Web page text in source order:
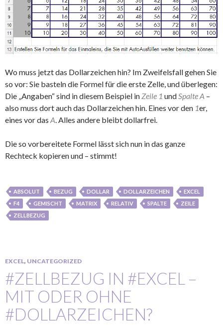
Wo muss jetzt das Dollarzeichen hin? Im Zweifelsfall gehen Sie
so vor: Sie basteln die Formel für die erste Zelle, und überlegen:
Die „Angaben“ sind in diesem Beispiel in Zeile 1 undSpalte A –
also muss dort auch das Dollarzeichen hin. Eines vor den 1er,
eines vor das A. Alles andere bleibt dollarfrei.
Die so vorbereitete Formel lässt sich nun in das ganze
Rechteck kopieren und – stimmt!
ABSOLUT BEZUG DOLLAR DOLLARZEICHEN
EXCEL
F4
GEMISCHT MATRIX RELATIV SPALTE
ZEILE
ZELLBEZUG
EXCEL, UNCATEGORIZED
#ZELLBEZUG IN #EXCEL –
MIT ODER OHNE
#DOLLARZEICHEN?